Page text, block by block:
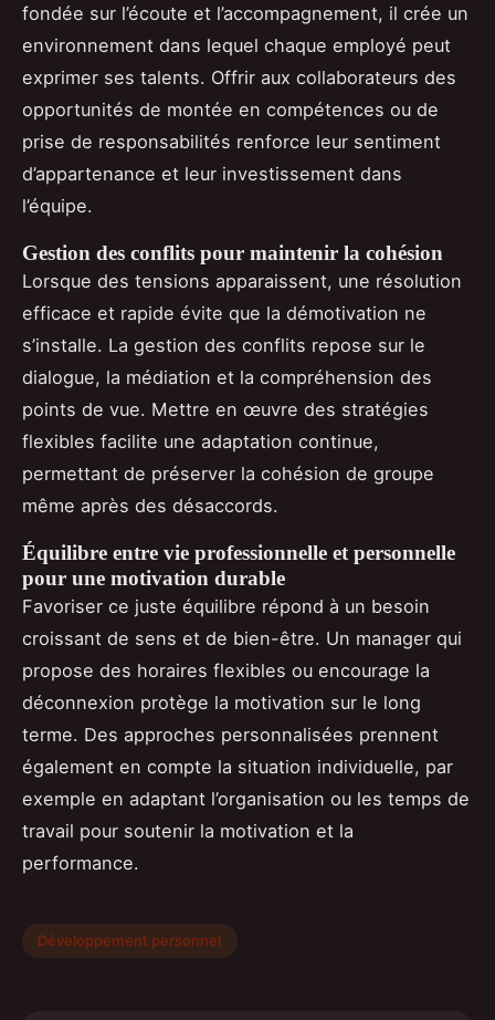
fondée sur l’écoute et l’accompagnement, il crée un
environnement dans lequel chaque employé peut
exprimer ses talents. Offrir aux collaborateurs des
opportunités de montée en compétences ou de
prise de responsabilités renforce leur sentiment
d’appartenance et leur investissement dans
l’équipe.
Gestion des conflits pour maintenir la cohésion
Lorsque des tensions apparaissent, une résolution
efficace et rapide évite que la démotivation ne
s’installe. La gestion des conflits repose sur le
dialogue, la médiation et la compréhension des
points de vue. Mettre en œuvre des stratégies
flexibles facilite une adaptation continue,
permettant de préserver la cohésion de groupe
même après des désaccords.
Équilibre entre vie professionnelle et personnelle
pour une motivation durable
Favoriser ce juste équilibre répond à un besoin
croissant de sens et de bien-être. Un manager qui
propose des horaires flexibles ou encourage la
déconnexion protège la motivation sur le long
terme. Des approches personnalisées prennent
également en compte la situation individuelle, par
exemple en adaptant l’organisation ou les temps de
travail pour soutenir la motivation et la
performance.
Développement personnel